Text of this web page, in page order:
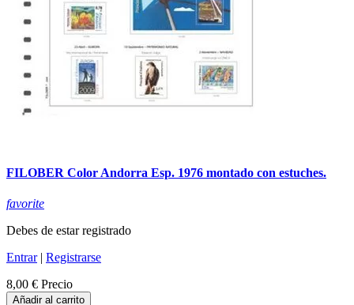
FILOBER Color Andorra Esp. 1976 montado con estuches.
favorite
Debes de estar registrado
Entrar| Registrarse
8,00 € Precio
Añadir al carrito